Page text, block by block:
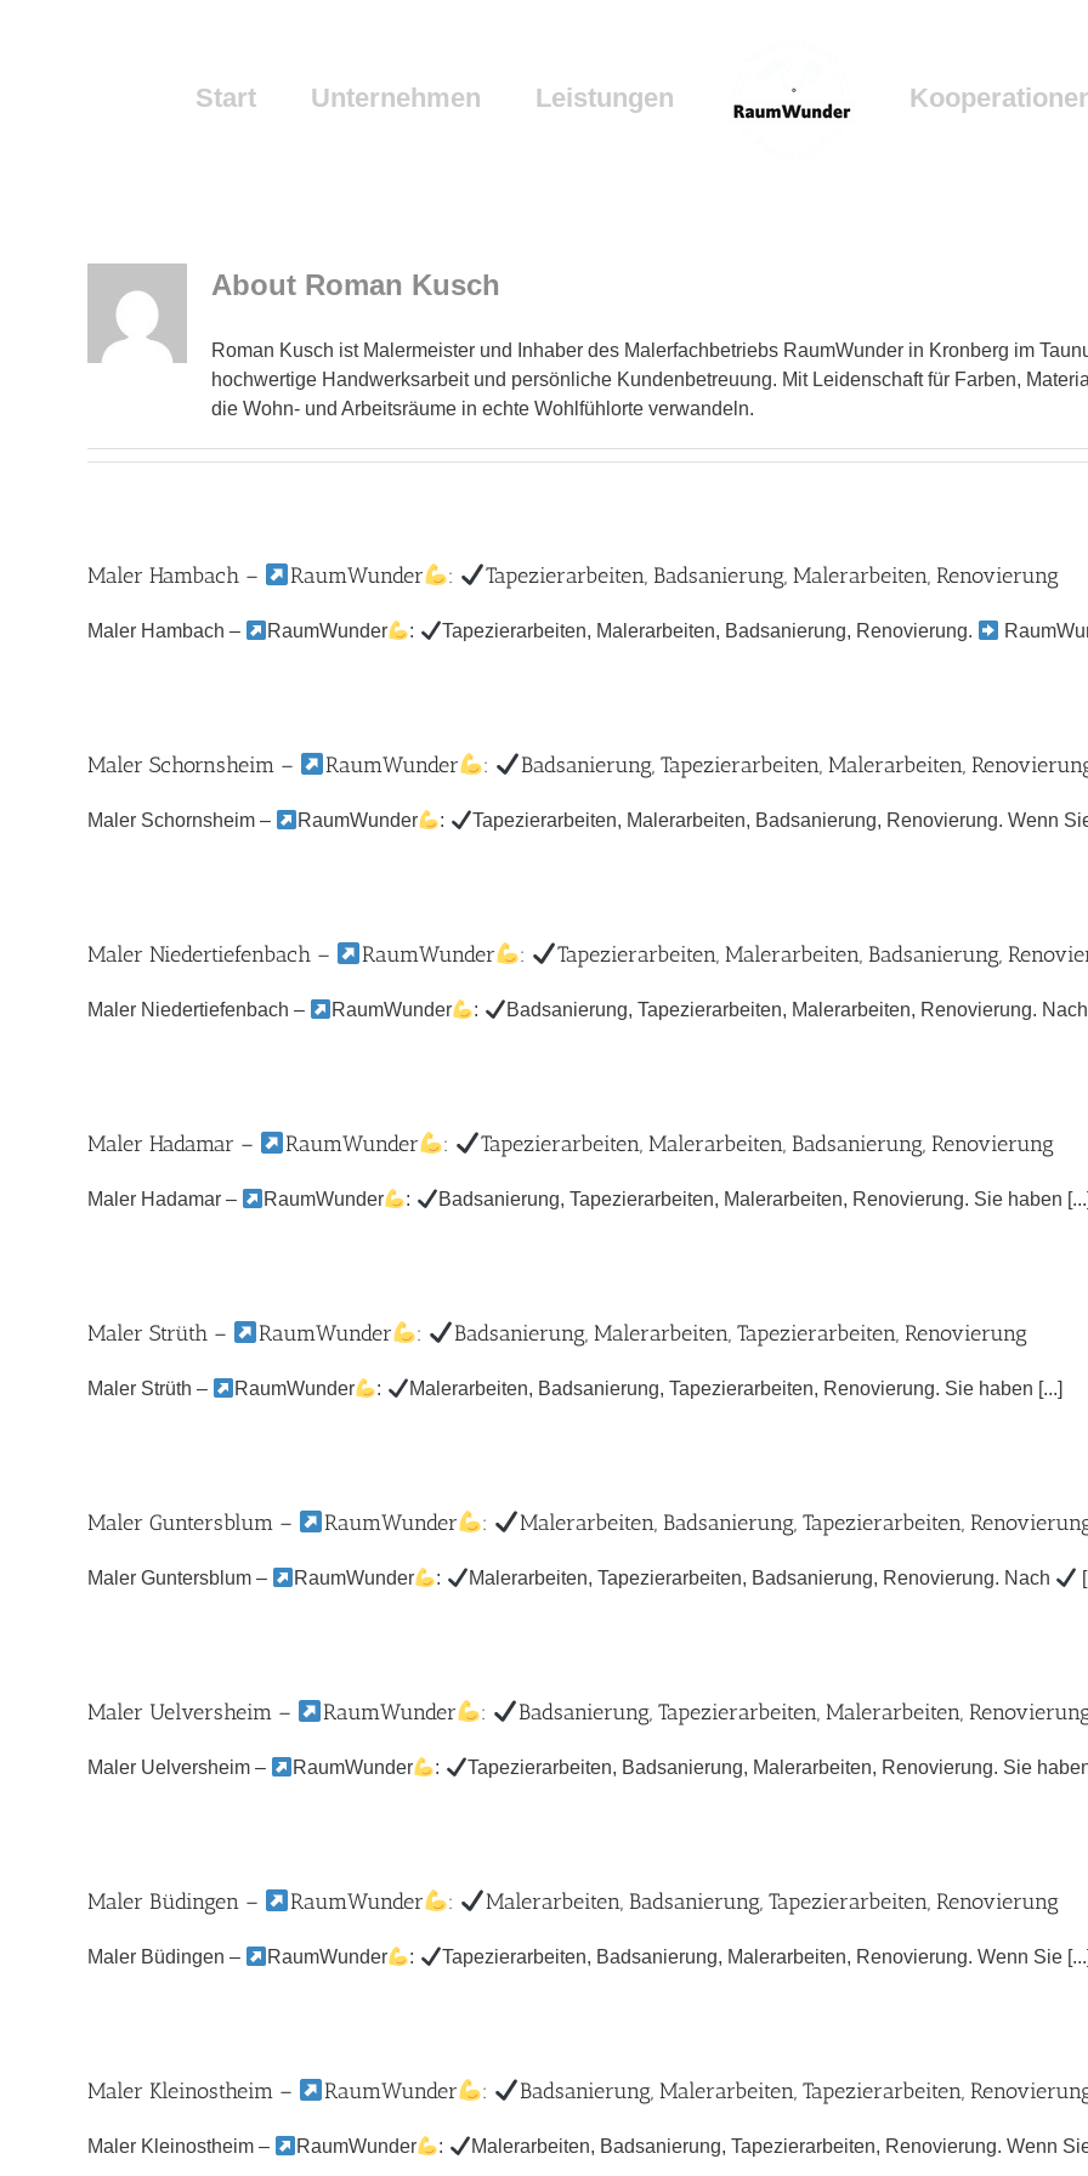
Start Unternehmen Leistungen
About Roman Kusch
Roman Kusch ist Malermeister und Inhaber des Malerfachbetriebs RaumWunder in Kronberg im
hochwertige Handwerksarbeit und persönliche Kundenbetreuung. Mit Leidenschaft für Farben,
die Wohn- und Arbeitsräume in echte Wohlfühlorte verwandeln.
Maler Hambach – RaumWunder : Tapezierarbeiten, Badsanierung, Malerarbeiten, Renovierung
Maler Hambach – RaumWunder : Tapezierarbeiten, Malerarbeiten, Badsanierung, Renovierung.
Maler Schornsheim – RaumWunder : Badsanierung, Tapezierarbeiten, Malerarbeiten,
Maler Schornsheim – RaumWunder : Tapezierarbeiten, Malerarbeiten, Badsanierung, Renovierung. Wenn
Maler Niedertiefenbach – RaumWunder : Tapezierarbeiten, Malerarbeiten, Badsanierung,
Maler Niedertiefenbach – RaumWunder : Badsanierung, Tapezierarbeiten, Malerarbeiten, Renovierung. Nach
Maler Hadamar – RaumWunder : Tapezierarbeiten, Malerarbeiten, Badsanierung, Renovierung
Maler Hadamar – RaumWunder : Badsanierung, Tapezierarbeiten, Malerarbeiten, Renovierung. Sie haben [...]
Maler Strüth – RaumWunder : Badsanierung, Malerarbeiten, Tapezierarbeiten, Renovierung
Maler Strüth – RaumWunder : Malerarbeiten, Badsanierung, Tapezierarbeiten, Renovierung. Sie haben [...]
Maler Guntersblum – RaumWunder : Malerarbeiten, Badsanierung, Tapezierarbeiten,
Maler Guntersblum – RaumWunder : Malerarbeiten, Tapezierarbeiten, Badsanierung, Renovierung. Nach
Maler Uelversheim – RaumWunder : Badsanierung, Tapezierarbeiten, Malerarbeiten,
Maler Uelversheim – RaumWunder : Tapezierarbeiten, Badsanierung, Malerarbeiten, Renovierung. Sie
Maler Büdingen – RaumWunder : Malerarbeiten, Badsanierung, Tapezierarbeiten, Renovierung
Maler Büdingen – RaumWunder : Tapezierarbeiten, Badsanierung, Malerarbeiten, Renovierung. Wenn Sie [...]
Maler Kleinostheim – RaumWunder : Badsanierung, Malerarbeiten, Tapezierarbeiten,
Maler Kleinostheim – RaumWunder : Malerarbeiten, Badsanierung, Tapezierarbeiten, Renovierung. Wenn